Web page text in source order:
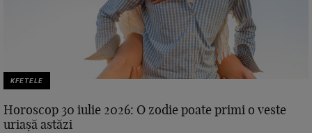
KFETELE
Horoscop 30 iulie 2026: O zodie poate primi o veste
uriașă astăzi